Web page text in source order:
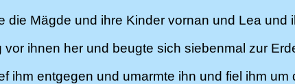
die Mägde und ihre Kinder vornan und Lea
vor ihnen her und beugte sich siebenmal zur
ihm entgegen und umarmte ihn und fiel ihm